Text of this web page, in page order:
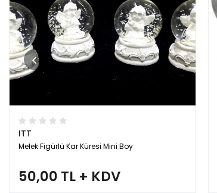
ITT
Melek Figürlü Kar Küresi Mini Boy
50,00 TL + KDV